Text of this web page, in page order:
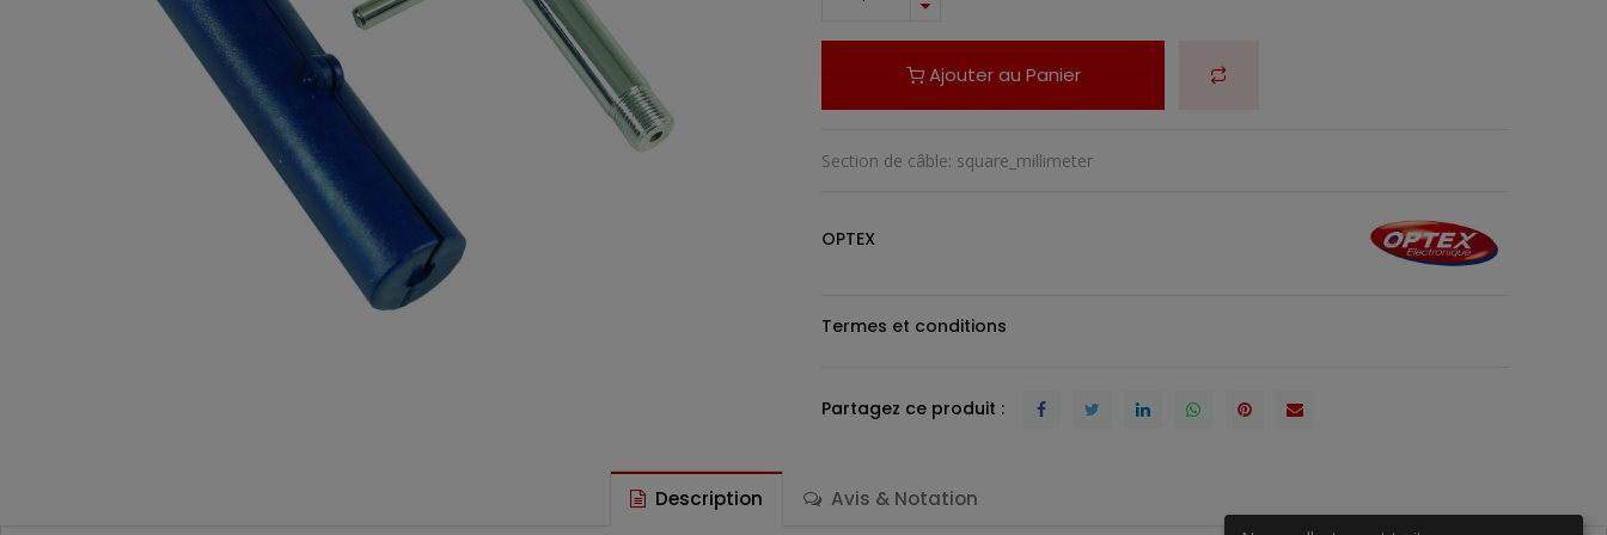
Ajouter au Panier
Section de câble: square_millimeter
OPTEX
Termes et conditions
Partagez ce produit :
Description Avis & Notation